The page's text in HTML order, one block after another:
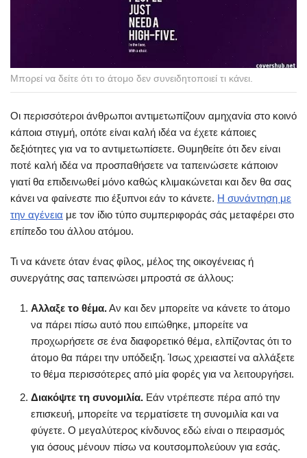
Μπορεί να δείτε ότι το άτομο δεν συνειδητοποιεί τι κάνει.
Οι περισσότεροι άνθρωποι αντιμετωπίζουν αμηχανία στο κοινό
κάποια στιγμή, οπότε είναι καλή ιδέα να έχετε κάποιες
δεξιότητες για να το αντιμετωπίσετε. Θυμηθείτε ότι δεν είναι
ποτέ καλή ιδέα να προσπαθήσετε να ταπεινώσετε κάποιον
γιατί θα επιδεινωθεί μόνο καθώς κλιμακώνεται και δεν θα σας
κάνει να φαίνεστε πιο έξυπνοι εάν το κάνετε. Η συνάντηση με
την αγένεια με τον ίδιο τύπο συμπεριφοράς σάς μεταφέρει στο
επίπεδο του άλλου ατόμου.
Τι να κάνετε όταν ένας φίλος, μέλος της οικογένειας ή
συνεργάτης σας ταπεινώσει μπροστά σε άλλους:
Αλλαξε το θέμα.Αν και δεν μπορείτε να κάνετε το άτομο
να πάρει πίσω αυτό που ειπώθηκε, μπορείτε να
προχωρήσετε σε ένα διαφορετικό θέμα, ελπίζοντας ότι το
άτομο θα πάρει την υπόδειξη. Ίσως χρειαστεί να αλλάξετε
το θέμα περισσότερες από μία φορές για να λειτουργήσει.
Διακόψτε τη συνομιλία. Εάν ντρέπεστε πέρα από την
επισκευή, μπορείτε να τερματίσετε τη συνομιλία και να
φύγετε. Ο μεγαλύτερος κίνδυνος εδώ είναι ο πειρασμός
για όσους μένουν πίσω να κουτσομπολεύουν για εσάς.